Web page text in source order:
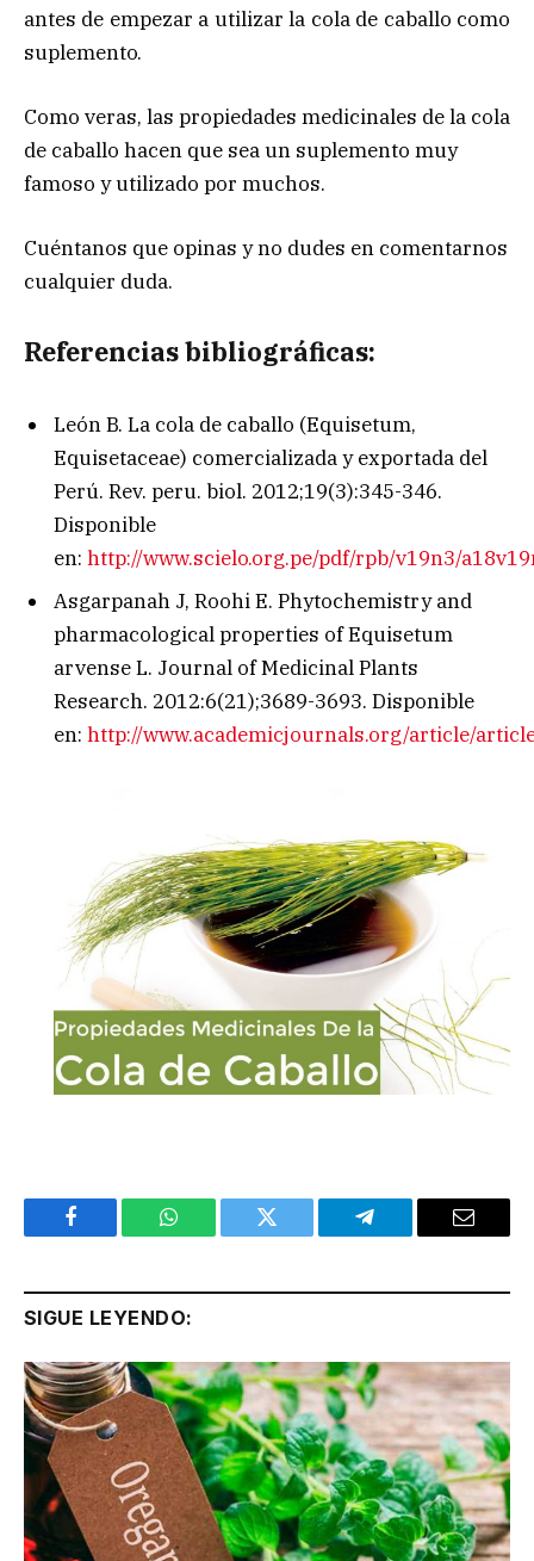
antes de empezar a utilizar la cola de caballo como
suplemento.
Como veras, las propiedades medicinales de la cola
de caballo hacen que sea un suplemento muy
famoso y utilizado por muchos.
Cuéntanos que opinas y no dudes en comentarnos
cualquier duda.
Referencias bibliográficas:
León B. La cola de caballo (Equisetum,
Equisetaceae) comercializada y exportada del
Perú. Rev. peru. biol. 2012;19(3):345-346.
Disponible
en: http://www.scielo.org.pe/pdf/rpb/v19n3/
Asgarpanah J, Roohi E. Phytochemistry and
pharmacological properties of Equisetum
arvense L. Journal of Medicinal Plants
Research. 2012:6(21);3689-3693. Disponible
en: http://www.academicjournals.org/article/
Facebook WhatsApp Twitter Telegram Email
SIGUE LEYENDO: